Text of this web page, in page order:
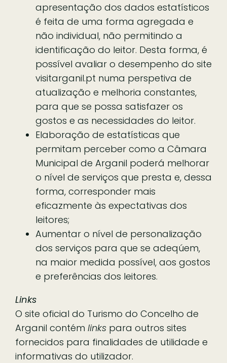
apresentação dos dados estatísticos
é feita de uma forma agregada e
não individual, não permitindo a
identificação do leitor. Desta forma, é
possível avaliar o desempenho do site
visitarganil.pt numa perspetiva de
atualização e melhoria constantes,
para que se possa satisfazer os
gostos e as necessidades do leitor.
Elaboração de estatísticas que
permitam perceber como a Câmara
Municipal de Arganil poderá melhorar
o nível de serviços que presta e, dessa
forma, corresponder mais
eficazmente às expectativas dos
leitores;
Aumentar o nível de personalização
dos serviços para que se adeqúem,
na maior medida possível, aos gostos
e preferências dos leitores.
Links
O site oficial do Turismo do Concelho de
Arganil contém links para outros sites
fornecidos para finalidades de utilidade e
informativas do utilizador.